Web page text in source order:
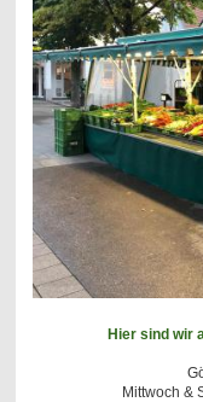
Hier sind wir
Mittwoch &